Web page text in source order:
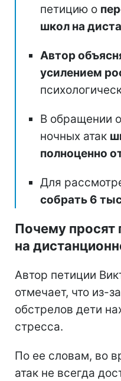
петицию о
школ на
Автор
усилением
В обращении
ночных атак
полноценно
Для
собрать 6
Почему просят
на
Автор петиции
отмечает, что из-
обстрелов дети
стресса.
По ее словам, во
атак не всегда